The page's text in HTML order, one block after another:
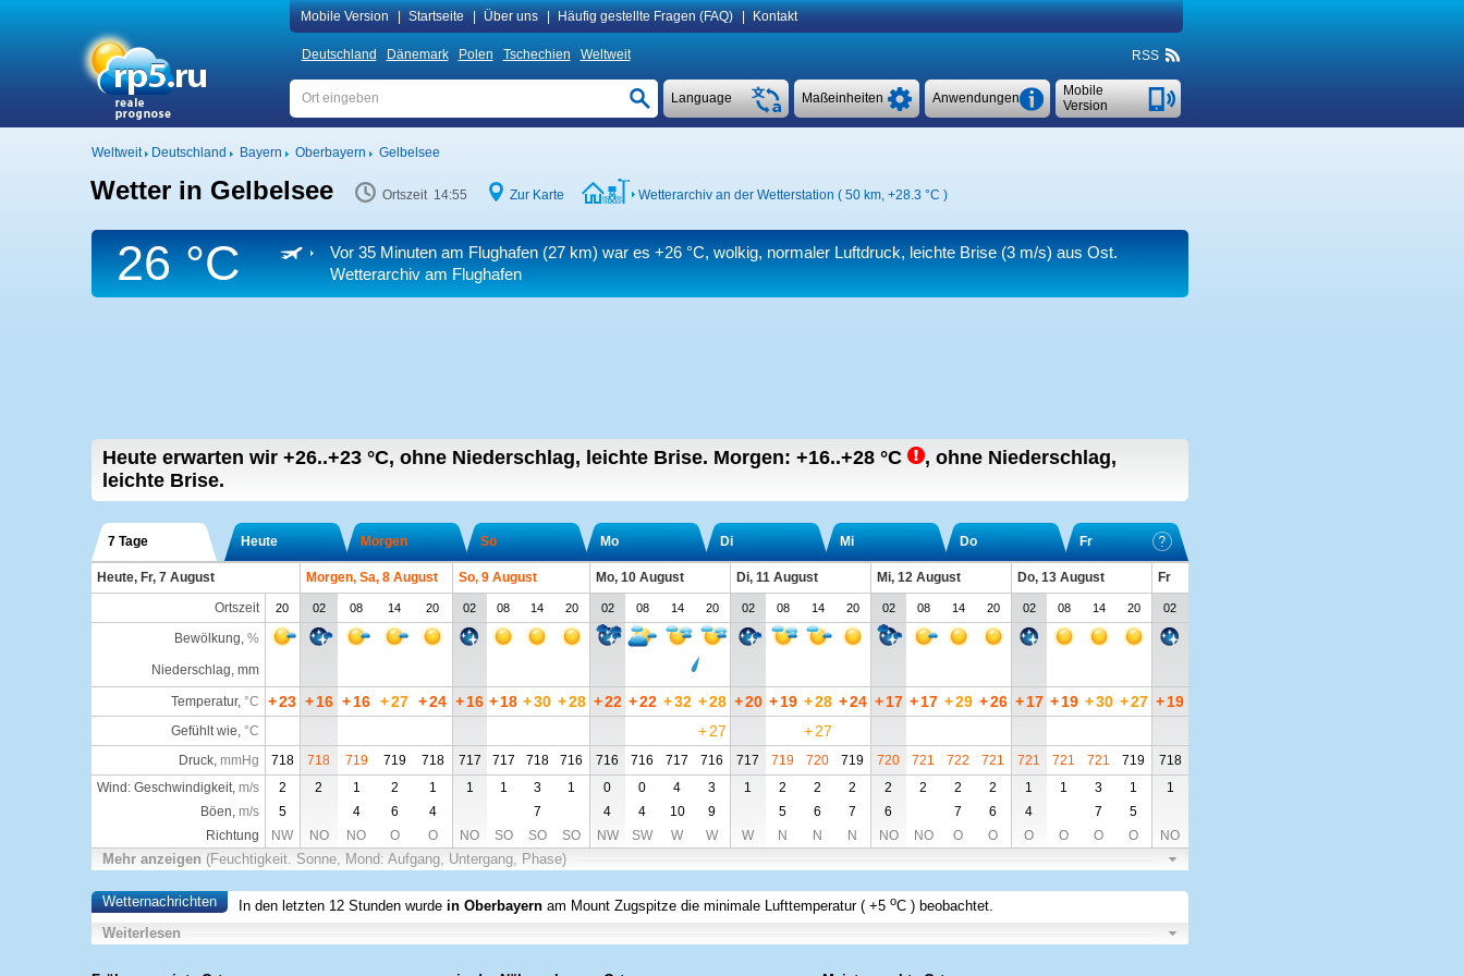
Mobile Version Startseite Über uns Häufig gestellte Fragen (FAQ) Kontakt
Deutschland Dänemark Polen Tschechien Weltweit RSS
Mobile
Version
Anwendungen
Maßeinheiten
Language
Weltweit Deutschland Bayern Oberbayern Gelbelsee
Wetter in Gelbelsee Ortszeit 14:55 Zur Karte Wetterarchiv an der Wetterstation ( 50 km, +28.3 °C )
26 °C Vor 35 Minuten am Flughafen (27 km) war es +26 °C, wolkig, normaler Luftdruck, leichte Brise(3 m/s) aus Ost.
Wetterarchiv am Flughafen
Heute erwarten wir +26..+23 °C, ohne Niederschlag, leichte Brise. Morgen: +16..+28 °C , ohne Niederschlag,
leichte Brise.
7 Tage Heute Morgen So Mo Di Mi Do Fr
Heute, Fr, 7 August Morgen, Sa, 8 August So, 9 August Mo, 10 August Di, 11 August Mi, 12 August Do, 13 August
Fr
Ortszeit
20 02 08 14 20 02 08 14 20 02 08 14 20 02 08 14 20 02 08 14 20 02 08 14 20 02
Bewölkung, %
Niederschlag, mm
Temperatur, °C +23 + 16 +16 +27 +24 +16 +18 +30 +28 +22 +22 +32 +28 +20 + 19 +28 +24 + 17 + 17 +29 +26 + 17 + 19 +30 +27 +19
Gefühlt wie, °C + 27 + 27
Druck, mmHg 718 718 719 719 718 717 717 718 716 716 716 717 716 717 719 720 719 720 721 722 721 721 721 721 719
718
Wind: Geschwindigkeit, m/s 2 2 1 2 1 1 1 3 1 0 0 4 3 1 2 2 2 2 2 2 2 1 1 3 1
1
Böen, m/s 5 4 6 4 7 4 4 10 9 5 6 7 6 7 6 4 7
5
Richtung
NW NO NO O O NO SO SO SO NW SW W W W N N N NO NO O O O O O O NO
Mehr anzeigen (Feuchtigkeit. Sonne, Mond: Aufgang, Untergang, Phase)
Wetternachrichten In den letzten 12 Stunden wurde in Oberbayern am Mount Zugspitzedie minimale Lufttemperatur (+5 oC ) beobachtet.
Weiterlesen